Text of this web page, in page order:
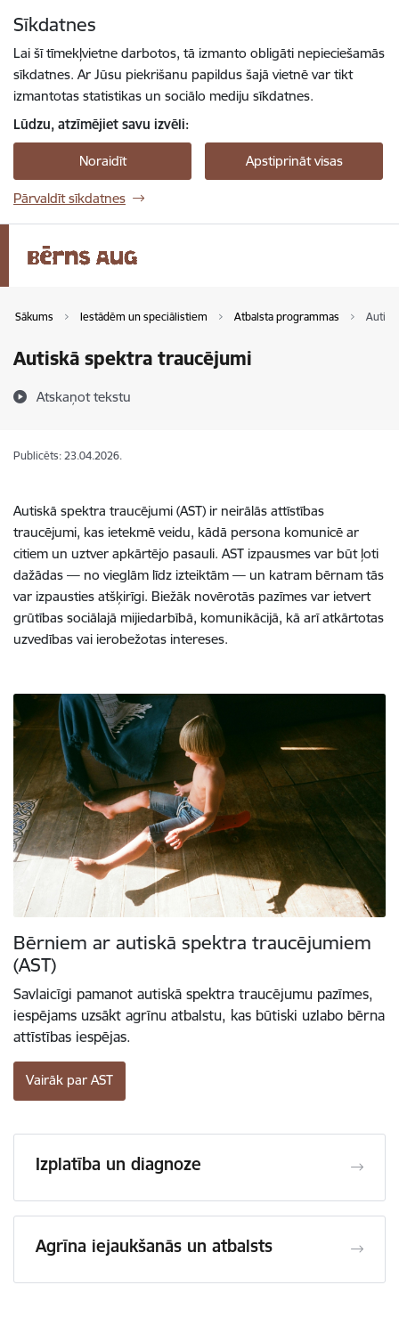
Sīkdatnes
Lai šī tīmekļvietne darbotos, tā izmanto obligāti nepieciešamās
sīkdatnes. Ar Jūsu piekrišanu papildus šajā vietnē var tikt
izmantotas statistikas un sociālo mediju sīkdatnes.
Lūdzu, atzīmējiet savu izvēli:
Noraidīt Apstiprināt visas
Pārvaldīt sīkdatnes
Sākums Iestādēm un speciālistiem Atbalsta programmas
Autiskā spektra traucējumi
Atskaņot tekstu
Publicēts: 23.04.2026.
Autiskā spektra traucējumi (AST) ir neirālās attīstības
traucējumi, kas ietekmē veidu, kādā persona komunicē ar
citiem un uztver apkārtējo pasauli. AST izpausmes var būt ļoti
dažādas — no vieglām līdz izteiktām — un katram bērnam tās
var izpausties atšķirīgi. Biežāk novērotās pazīmes var ietvert
grūtības sociālajā mijiedarbībā, komunikācijā, kā arī atkārtotas
uzvedības vai ierobežotas intereses.
Bērniem ar autiskā spektra traucējumiem
(AST)
Savlaicīgi pamanot autiskā spektra traucējumu pazīmes,
iespējams uzsākt agrīnu atbalstu, kas būtiski uzlabo bērna
attīstības iespējas.
Vairāk par AST
Izplatība un diagnoze
Agrīna iejaukšanās un atbalsts